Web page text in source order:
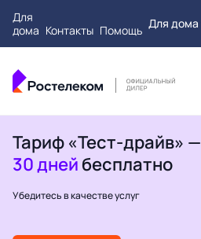
Для
дома Контакты Помощь Для дома
Тариф «Тест-драйв» —
30 дней бесплатно
Убедитесь в качестве услуг